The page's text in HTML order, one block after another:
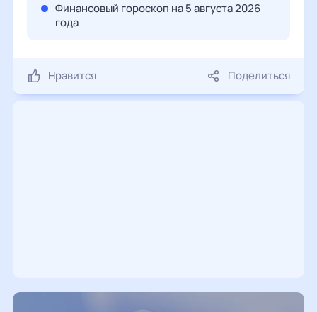
Финансовый гороскоп на 5 августа 2026
года
Нравится Поделиться